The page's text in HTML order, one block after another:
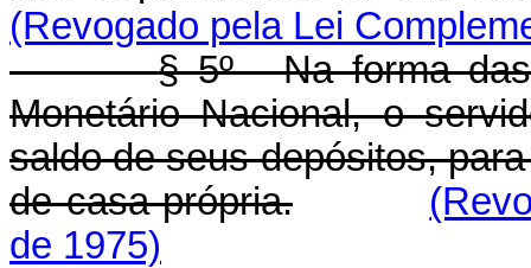
(Revogado pela Lei
§ 5º - Na forma
Monetário Nacional, o
saldo de seus depósitos,
de casa própria.
de 1975)